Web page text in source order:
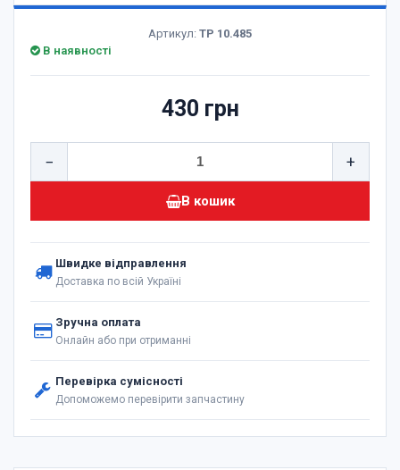
Артикул: TP 10.485
В наявності
430 грн
− +
В кошик
Швидке відправлення
Доставка по всій Україні
Зручна оплата
Онлайн або при отриманні
Перевірка сумісності
Допоможемо перевірити запчастину